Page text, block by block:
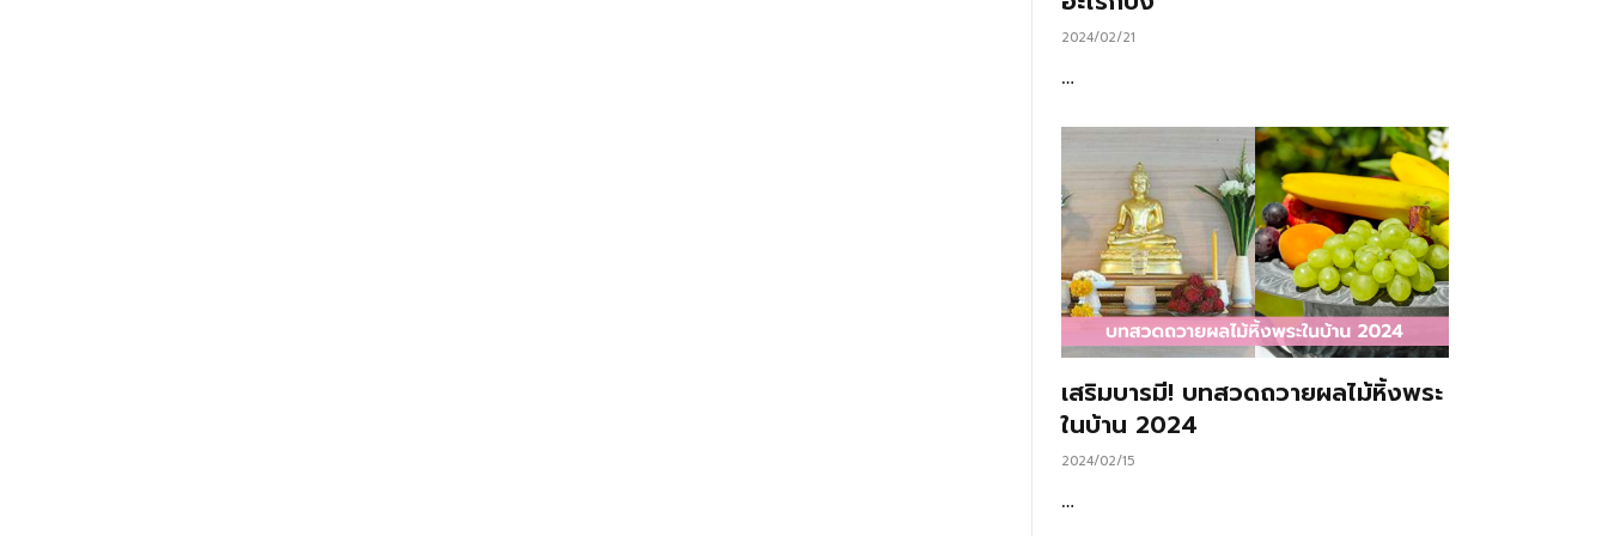
2024/02/21
…
เสริมบารมี! บทสวดถวายผลไม้หิ้งพระ
ในบ้าน 2024
2024/02/15
…